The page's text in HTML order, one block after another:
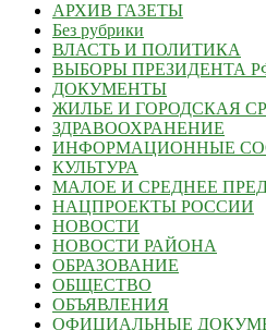
АРХИВ ГАЗЕТЫ
Без рубрики
ВЛАСТЬ И ПОЛИТИКА
ВЫБОРЫ ПРЕЗИДЕНТА
ДОКУМЕНТЫ
ЖИЛЬЕ И ГОРОДСКАЯ
ЗДРАВООХРАНЕНИЕ
ИНФОРМАЦИОННЫЕ
КУЛЬТУРА
МАЛОЕ И СРЕДНЕЕ
НАЦПРОЕКТЫ РОССИИ
НОВОСТИ
НОВОСТИ РАЙОНА
ОБРАЗОВАНИЕ
ОБЩЕСТВО
ОБЪЯВЛЕНИЯ
ОФИЦИАЛЬНЫЕ